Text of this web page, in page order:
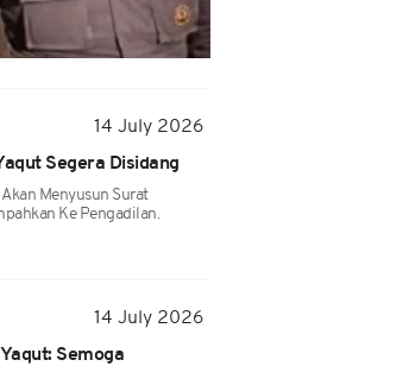
14 July 2026
Segera Disidang
Menyusun Surat
Ke Pengadilan.
14 July 2026
Semoga